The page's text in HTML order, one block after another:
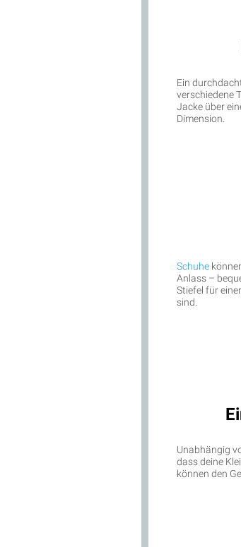
Ein
verschiedene
Jacke über
Dimension.
Schuhe
Anlass –
Stiefel für
sind.
Unabhängig
dass deine
können den